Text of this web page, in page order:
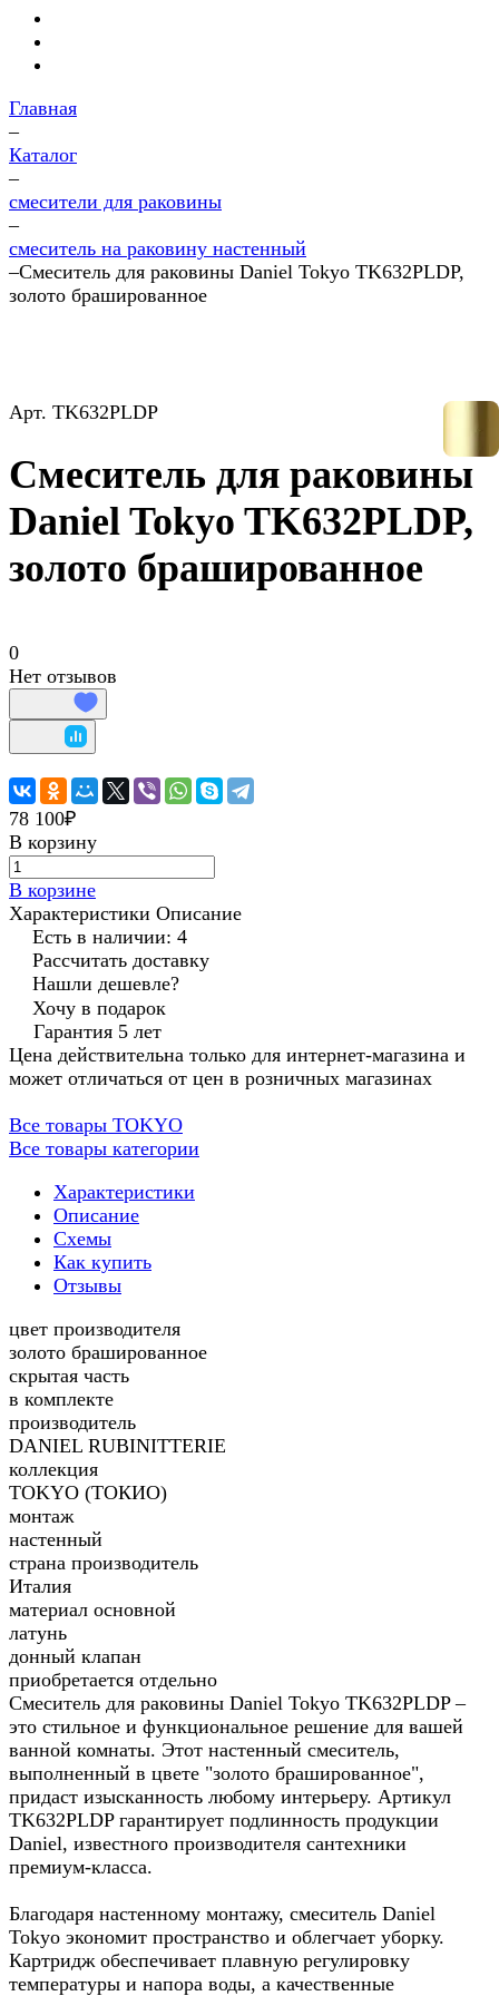
Главная
–
Каталог
–
смесители для раковины
–
смеситель на раковину настенный
–Смеситель для раковины Daniel Tokyo TK632PLDP,
золото брашированное
Арт. TK632PLDP
Смеситель для раковины
Daniel Tokyo TK632PLDP,
золото брашированное
0
Нет отзывов
78 100₽
В корзину
В корзине
Характеристики Описание
Есть в наличии: 4
Рассчитать доставку
Нашли дешевле?
Хочу в подарок
Гарантия 5 лет
Цена действительна только для интернет-магазина и
может отличаться от цен в розничных магазинах
Все товары TOKYO
Все товары категории
Характеристики
Описание
Схемы
Как купить
Отзывы
цвет производителя
золото брашированное
скрытая часть
в комплекте
производитель
DANIEL RUBINITTERIE
коллекция
TOKYO (ТОКИО)
монтаж
настенный
страна производитель
Италия
материал основной
латунь
донный клапан
приобретается отдельно
Смеситель для раковины Daniel Tokyo TK632PLDP –
это стильное и функциональное решение для вашей
ванной комнаты. Этот настенный смеситель,
выполненный в цвете "золото брашированное",
придаст изысканность любому интерьеру. Артикул
TK632PLDP гарантирует подлинность продукции
Daniel, известного производителя сантехники
премиум-класса.
Благодаря настенному монтажу, смеситель Daniel
Tokyo экономит пространство и облегчает уборку.
Картридж обеспечивает плавную регулировку
температуры и напора воды, а качественные